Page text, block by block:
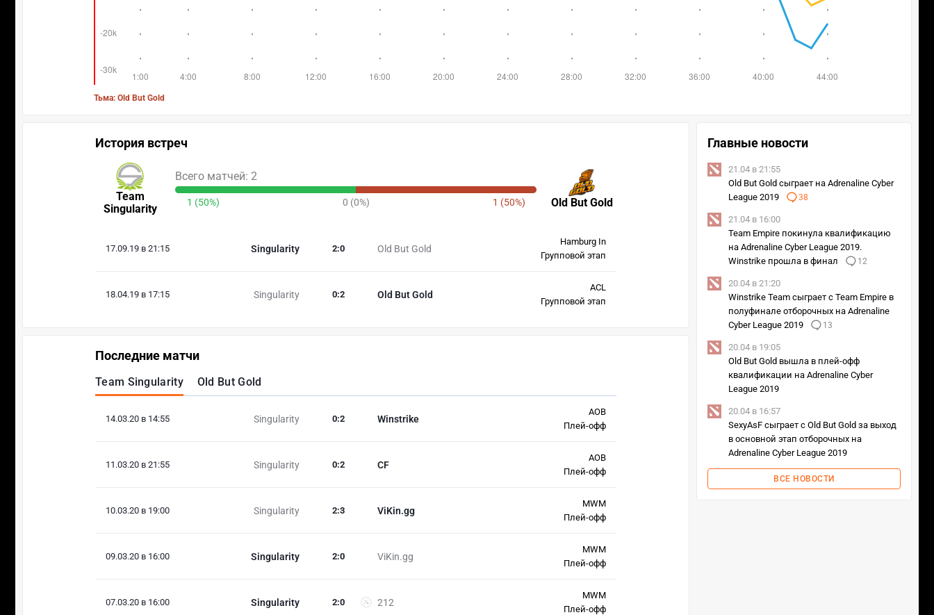
Тьма: Old But Gold
История встреч
Team
Singularity
Old But Gold
Всего матчей: 2
1 (50%) 0 (0%) 1 (50%)
17.09.19 в 21:15 Singularity Old But Gold
2:0
Hamburg In
Групповой этап
18.04.19 в 17:15 Singularity Old But Gold
0:2
ACL
Групповой этап
Последние матчи
Team Singularity Old But Gold
14.03.20 в 14:55 Singularity Winstrike
0:2
AOB
Плей-офф
11.03.20 в 21:55 Singularity CF
0:2
AOB
Плей-офф
10.03.20 в 19:00 Singularity ViKin.gg
2:3
MWM
Плей-офф
09.03.20 в 16:00 Singularity ViKin.gg
2:0
MWM
Плей-офф
07.03.20 в 16:00 Singularity 212
2:0
MWM
Плей-офф
Главные новости
21.04 в 21:55
Old But Gold сыграет на Adrenaline Cyber
League 2019
38
21.04 в 16:00
Team Empire покинула квалификацию
на Adrenaline Cyber League 2019.
Winstrike прошла в финал
12
20.04 в 21:20
Winstrike Team сыграет с Team Empire в
полуфинале отборочных на Adrenaline
Cyber League 2019
13
20.04 в 19:05
Old But Gold вышла в плей-офф
квалификации на Adrenaline Cyber
League 2019
20.04 в 16:57
SexyAsF сыграет с Old But Gold за выход
в основной этап отборочных на
Adrenaline Cyber League 2019
ВСЕ НОВОСТИ